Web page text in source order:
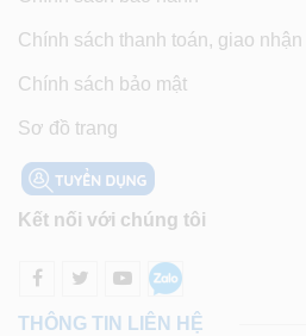
Chính sách thanh toán, giao nhận
Chính sách bảo mật
Sơ đồ trang
Kết nối với chúng tôi
THÔNG TIN LIÊN HỆ